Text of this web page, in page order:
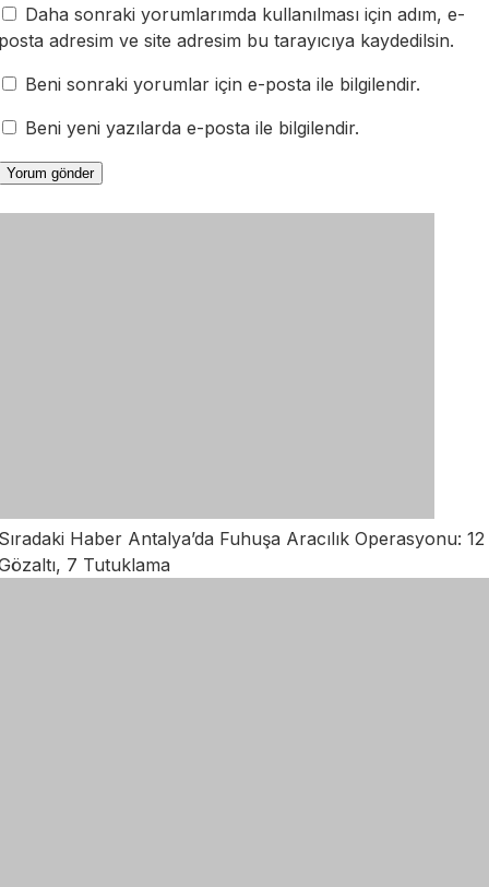
Daha sonraki yorumlarımda kullanılması için adım, e-
adresim ve site adresim bu tarayıcıya kaydedilsin.
Beni sonraki yorumlar için e-posta ile bilgilendir.
Beni yeni yazılarda e-posta ile bilgilendir.
Haber Antalya’da Fuhuşa Aracılık Operasyonu: 12
7 Tutuklama